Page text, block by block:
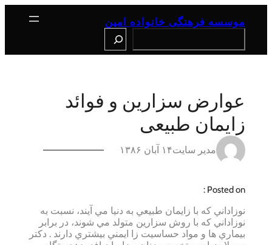
موسسه فرهنگی خانواده امین
عوارض سزارین و فوائد
زایمان طبیعی
مدیر سایت۱۴ آبان ۱۳۸۶
Posted on :
نوزاداني كه با زايمان طبيعي به دنيا مي آيند، نسبت به
نوزاداني كه با روش سزارين متولد مي شوند، در برابر
بيماري ها و مواد حساسيت زا ايمني بيشتري دارند . دكتر